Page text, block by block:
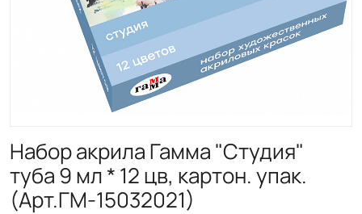
Набор акрила Гамма "Студия"
туба 9 мл * 12 цв, картон. упак.
(Арт.ГМ-15032021)